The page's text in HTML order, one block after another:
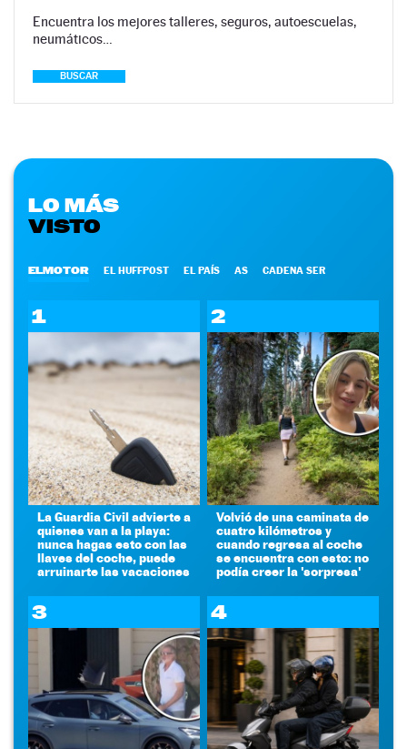
Encuentra los mejores talleres, seguros, autoescuelas,
neumáticos…
BUSCAR
LO MÁS
VISTO
ELMOTOR EL HUFFPOST EL PAÍS AS CADENA SER
1
La Guardia Civil advierte a
quienes van a la playa:
nunca hagas esto con las
llaves del coche, puede
arruinarte las vacaciones
2
Volvió de una caminata de
cuatro kilómetros y
cuando regresa al coche
se encuentra con esto: no
podía creer la 'sorpresa'
3 4